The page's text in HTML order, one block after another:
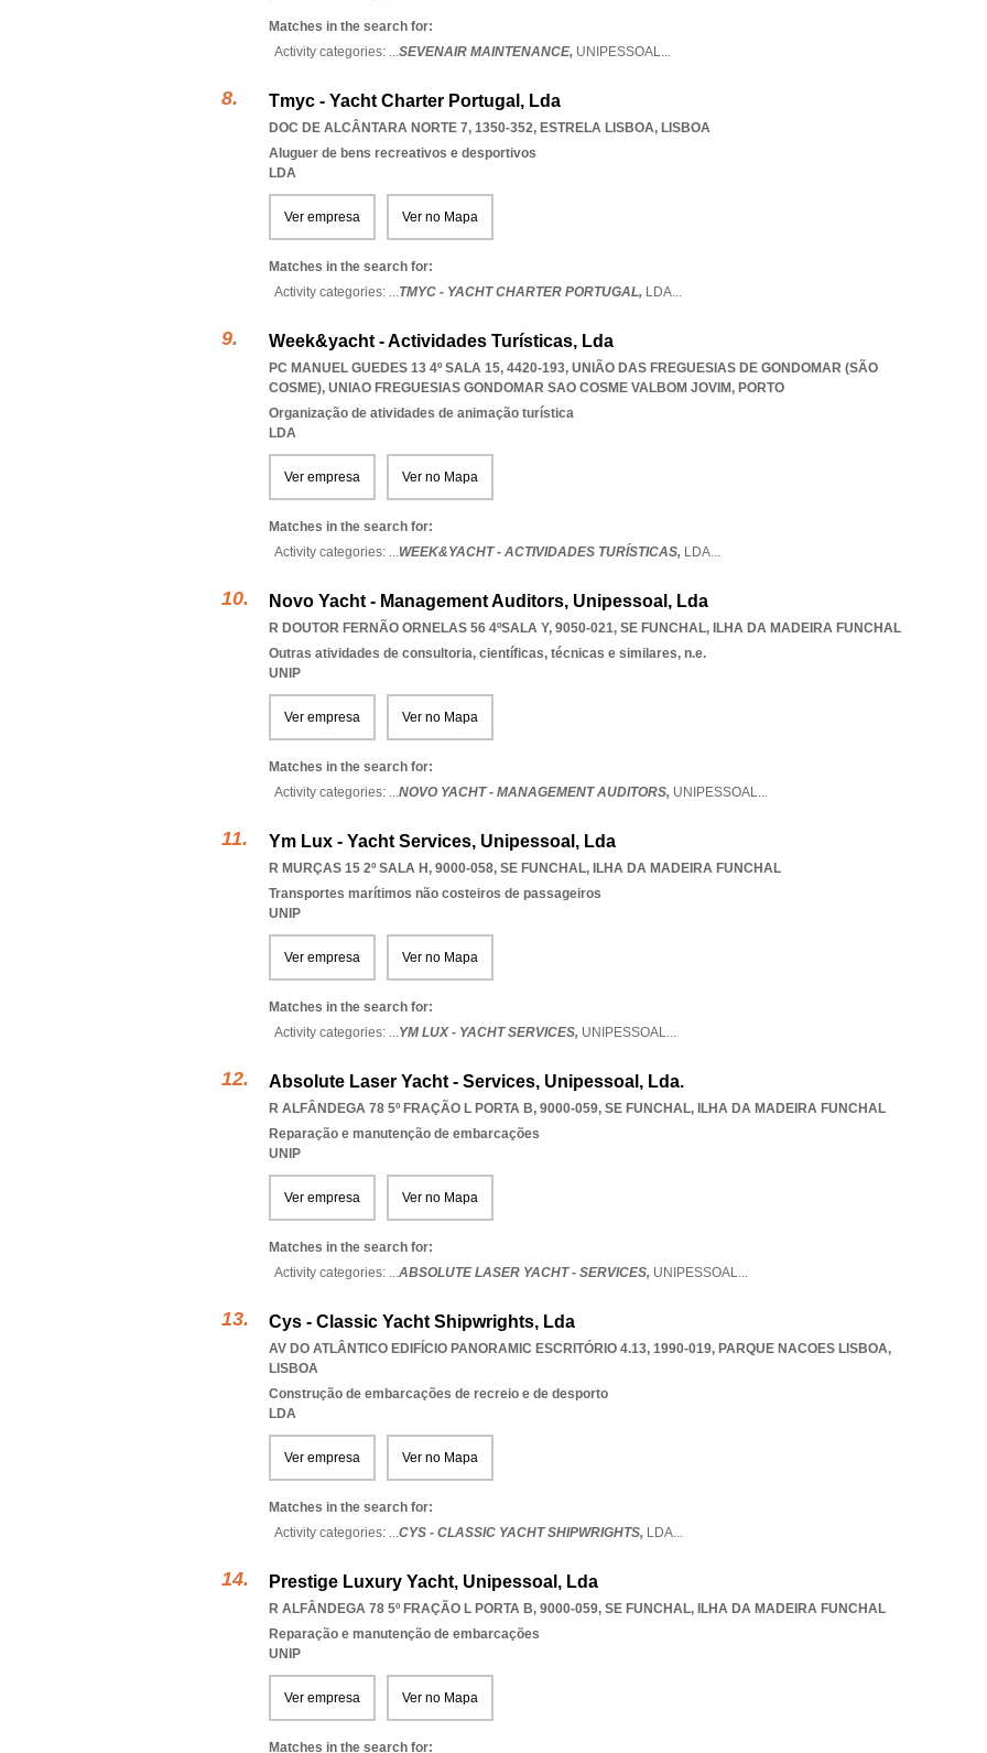
Matches in the search for:
Activity categories: ...SEVENAIR MAINTENANCE, UNIPESSOAL...
Tmyc - Yacht Charter Portugal, Lda
DOC DE ALCÂNTARA NORTE 7, 1350-352, ESTRELA LISBOA, LISBOA
Aluguer de bens recreativos e desportivos
LDA
Ver empresa Ver no Mapa
Matches in the search for:
Activity categories: ...TMYC - YACHT CHARTER PORTUGAL, LDA...
Week&yacht - Actividades Turísticas, Lda
PC MANUEL GUEDES 13 4º SALA 15, 4420-193, UNIÃO DAS FREGUESIAS DE GONDOMAR (SÃO
COSME), UNIAO FREGUESIAS GONDOMAR SAO COSME VALBOM JOVIM, PORTO
Organização de atividades de animação turística
LDA
Ver empresa Ver no Mapa
Matches in the search for:
Activity categories: ...WEEK&YACHT - ACTIVIDADES TURÍSTICAS, LDA...
Novo Yacht - Management Auditors, Unipessoal, Lda
R DOUTOR FERNÃO ORNELAS 56 4ºSALA Y, 9050-021, SE FUNCHAL, ILHA DA MADEIRA FUNCHAL
Outras atividades de consultoria, científicas, técnicas e similares, n.e.
UNIP
Ver empresa Ver no Mapa
Matches in the search for:
Activity categories: ...NOVO YACHT - MANAGEMENT AUDITORS, UNIPESSOAL...
Ym Lux - Yacht Services, Unipessoal, Lda
R MURÇAS 15 2º SALA H, 9000-058, SE FUNCHAL, ILHA DA MADEIRA FUNCHAL
Transportes marítimos não costeiros de passageiros
UNIP
Ver empresa Ver no Mapa
Matches in the search for:
Activity categories: ...YM LUX - YACHT SERVICES, UNIPESSOAL...
Absolute Laser Yacht - Services, Unipessoal, Lda.
R ALFÂNDEGA 78 5º FRAÇÃO L PORTA B, 9000-059, SE FUNCHAL, ILHA DA MADEIRA FUNCHAL
Reparação e manutenção de embarcações
UNIP
Ver empresa Ver no Mapa
Matches in the search for:
Activity categories: ...ABSOLUTE LASER YACHT - SERVICES, UNIPESSOAL...
Cys - Classic Yacht Shipwrights, Lda
AV DO ATLÂNTICO EDIFÍCIO PANORAMIC ESCRITÓRIO 4.13, 1990-019, PARQUE NACOES LISBOA,
LISBOA
Construção de embarcações de recreio e de desporto
LDA
Ver empresa Ver no Mapa
Matches in the search for:
Activity categories: ...CYS - CLASSIC YACHT SHIPWRIGHTS, LDA...
Prestige Luxury Yacht, Unipessoal, Lda
R ALFÂNDEGA 78 5º FRAÇÃO L PORTA B, 9000-059, SE FUNCHAL, ILHA DA MADEIRA FUNCHAL
Reparação e manutenção de embarcações
UNIP
Ver empresa Ver no Mapa
Matches in the search for: